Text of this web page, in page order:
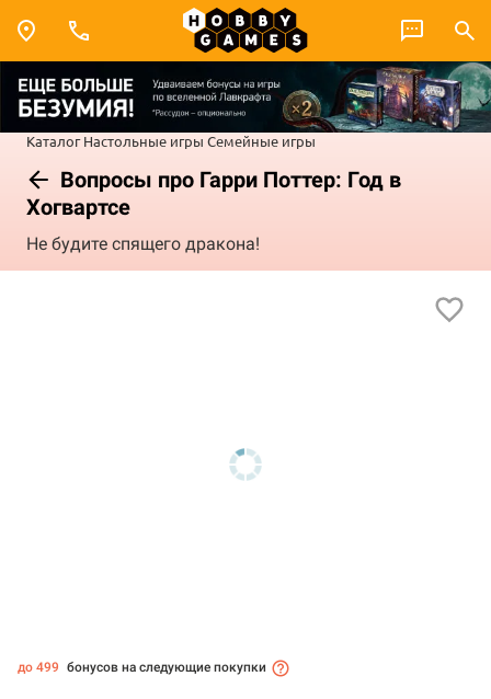
Каталог Настольные игры Семейные игры
Вопросы про Гарри Поттер: Год в
Хогвартсе
Не будите спящего дракона!
до 499 бонусов на следующие покупки